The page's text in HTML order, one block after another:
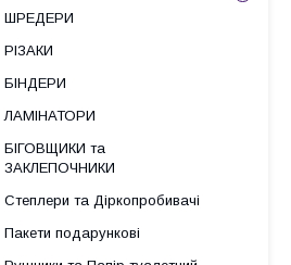
ШРЕДЕРИ
РІЗАКИ
БІНДЕРИ
ЛАМІНАТОРИ
БІГОВЩИКИ та
ЗАКЛЕПОЧНИКИ
Степлери та Діркопробивачі
Пакети подарункові